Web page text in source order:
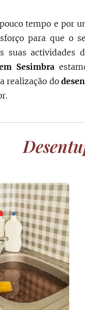
tempo e por
para que o
suas
Sesimbra
realização do